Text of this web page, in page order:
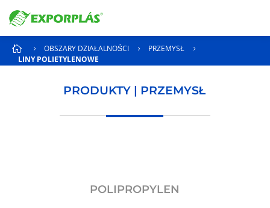
 5 OBSZARY DZIAŁALNOŚCI 5 PRZEMYSŁ 5
LINY POLIETYLENOWE
PRODUKTY | PRZEMYSŁ
POLIPROPYLEN